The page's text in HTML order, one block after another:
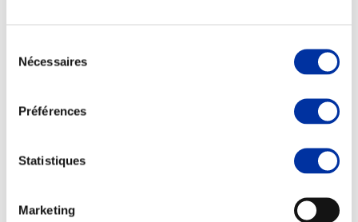
Nécessaires
Préférences
Statistiques
Marketing